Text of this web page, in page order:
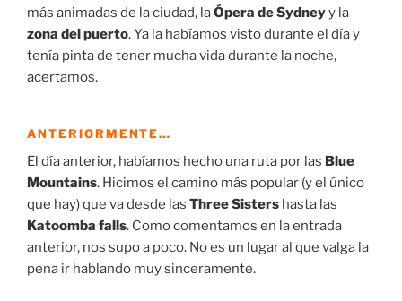
más animadas de la ciudad, laÓpera de Sydneyy la
zona del puerto. Ya la habíamos visto durante el día y
tenía pinta de tener mucha vida durante la noche,
acertamos.
ANTERIORMENTE…
El día anterior, habíamos hecho una ruta por las Blue
Mountains. Hicimos el camino más popular (y el único
que hay) que va desde las Three Sisters hasta las
Katoomba falls. Como comentamos en la entrada
anterior, nos supo a poco. No es un lugar al que valga la
pena ir hablando muy sinceramente.